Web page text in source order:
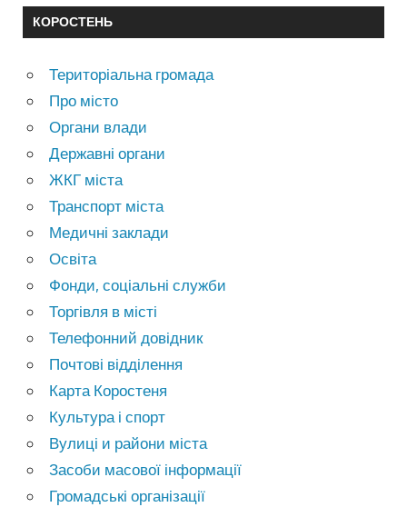
КОРОСТЕНЬ
Територіальна громада
Про місто
Органи влади
Державні органи
ЖКГ міста
Транспорт міста
Медичні заклади
Освіта
Фонди, соціальні служби
Торгівля в місті
Телефонний довідник
Почтові відділення
Карта Коростеня
Культура і спорт
Вулиці и райони міста
Засоби масової інформації
Громадські організації